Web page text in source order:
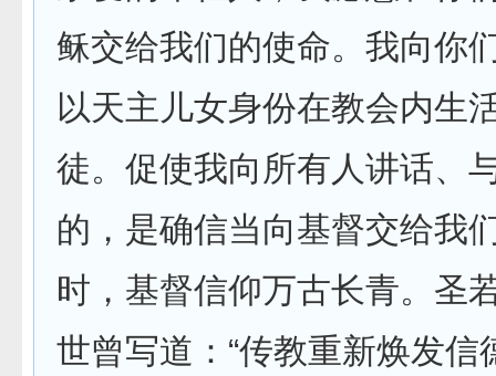
稣交给我们的使命。我向你
以天主儿女身份在教会内生
徒。促使我向所有人讲话、
的，是确信当向基督交给我
时，基督信仰万古长青。圣
世曾写道：“传教重新焕发信